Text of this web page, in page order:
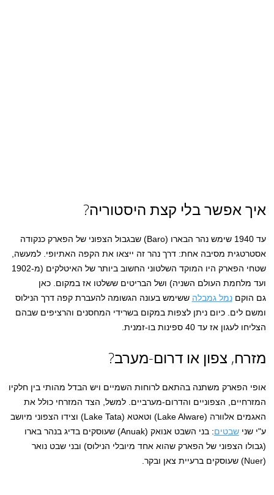
איך אפשר בלי קצת היסטוריה?
עד 1940 שימש נהר הבארו (Baro) שבגבול הצפוני של הפארק כנקודה
אסטרטגית מסיבה אחת: דרך נהר זה ייצאו את הקפה האתיופי. למעשה,
שטחי הפארק היו המוקד השלטוני החשוב ביותר של האיטלקים (מ-1902
ועד מלחמת העולם השניה) ושל הבריטים ששלטו אז במקום. כאן
גם הוקםנמל גמבלה ששימש בעונה הגשומה להעברת קפה דרך הנילוס
ומשם לים. כיום ניתן לצפות במקום בשרידי המחסנים והרציפים שבהם
הצליחו לעגון אז עד 40 ספינות בו-זמנית.
מזרח, צפון או דרום-מערב?
אופי הפארק משתנה בהתאם לרוחות השמיים ויש הבדל מהותי בין חלקיו
המזרחיים, הצפוניים והדרום-מערביים. למשל, הצד המזרחי כולל את
האגמים אלוורה (Lake Alware) וטאטא (Lake Tata) וצידו הצפוני מיושב
ע"י שנישבטים
: בני השבט אנואק (Anuak) שעוסקים בדיג בנהר בארו
(גבולו הצפוני של הפארק שהוא אחד מיובלי הנילוס) ובני שבט נואר
(Nuer) שעוסקים ברעיית צאן ובקר.